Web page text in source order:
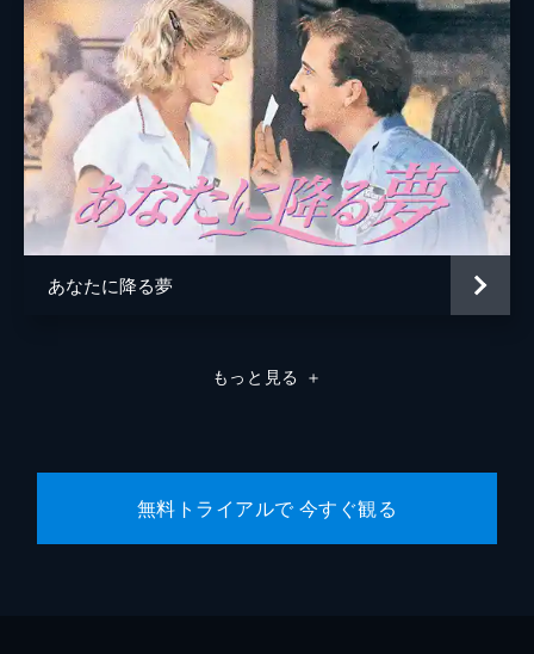
あなたに降る夢
もっと見る ＋
無料トライアルで 今すぐ観る